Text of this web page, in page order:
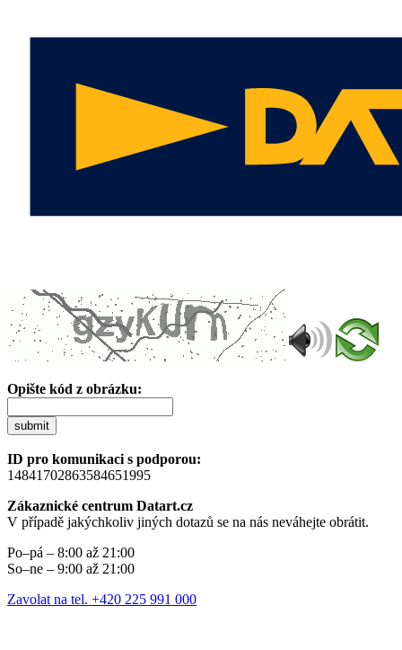
Opište kód z obrázku:
submit
ID pro komunikaci s podporou:
14841702863584651995
Zákaznické centrum Datart.cz
V případě jakýchkoliv jiných dotazů se na nás neváhejte obrátit.
Po–pá – 8:00 až 21:00
So–ne – 9:00 až 21:00
Zavolat na tel. +420 225 991 000